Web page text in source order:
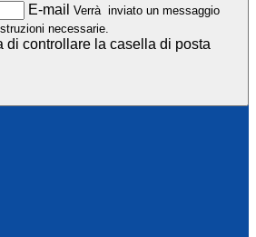
E-mail Verrà inviato un messaggio
necessarie.
di controllare la casella di posta